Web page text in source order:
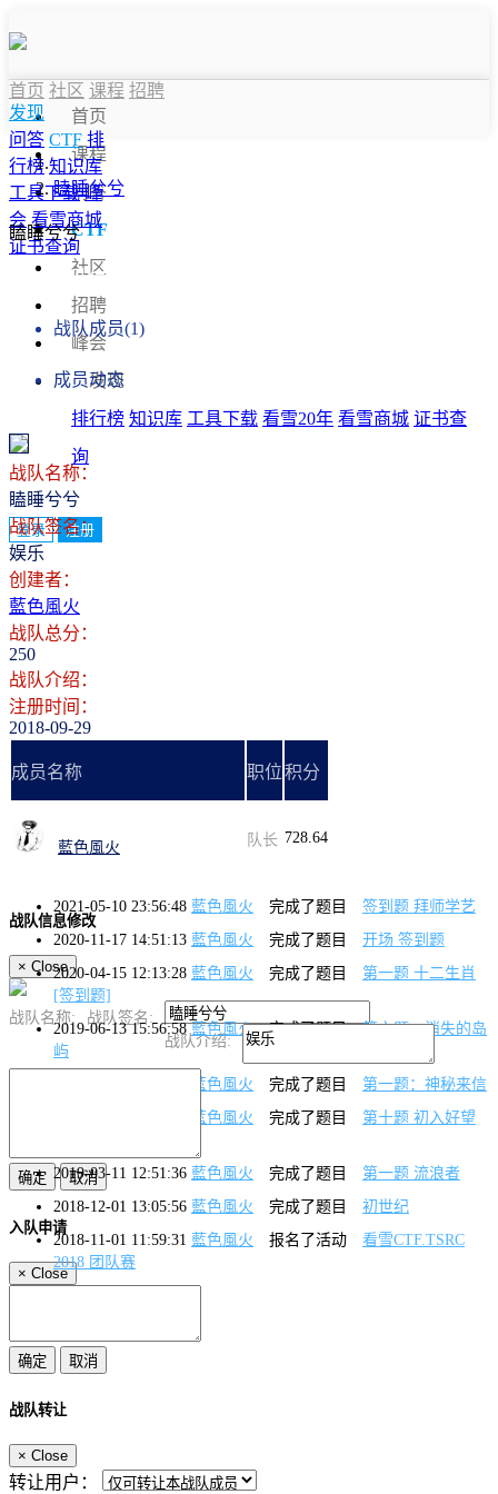
首页
课程
问答
CTF
社区
招聘
峰会
发现
排行榜 知识库 工具下载 看雪20年 看雪商城 证书查
询
登录 注册
首页 社区 课程 招聘
发现
问答 CTF 排
行榜 知识库
工具下载 峰
会 看雪商城
证书查询
瞌睡兮兮
瞌睡兮兮
战队信息
战队成员(1)
成员动态
战队名称：
瞌睡兮兮
战队签名：
娱乐
创建者：
藍色風火
战队总分：
250
战队介绍：
注册时间：
2018-09-29
成员名称 职位积分
藍色風火 队长 728.64
2021-05-10 23:56:48 藍色風火 完成了题目
签到题 拜师学艺
2020-11-17 14:51:13 藍色風火 完成了题目
开场 签到题
2020-04-15 12:13:28 藍色風火 完成了题目
第一题 十二生肖
[签到题]
2019-06-13 15:56:58 藍色風火 完成了题目
第六题：消失的岛
屿
藍色風火 完成了题目
第一题：神秘来信
藍色風火 完成了题目
第十题 初入好望
2019-03-11 12:51:36 藍色風火 完成了题目
第一题 流浪者
2018-12-01 13:05:56 藍色風火 完成了题目
初世纪
2018-11-01 11:59:31 藍色風火 报名了活动
看雪CTF.TSRC
2018 团队赛
战队信息修改
× Close
战队名称:
战队签名:
战队介绍:
入队申请
× Close
战队转让
× Close
转让用户：